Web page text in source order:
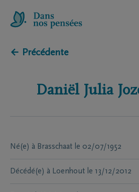
← Précédente
Daniël Julia
Né(e) à Brasschaat le 02/07/1952
Décédé(e) à Loenhout le 13/12/2012